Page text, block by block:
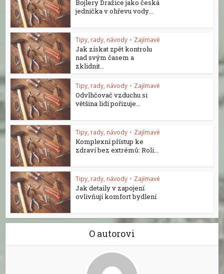
Bojlery Dražice jako česká
jednička v ohřevu vody...
Tipy, rady, návody • Zajímavé
Jak získat zpět kontrolu
nad svým časem a
zklidnit...
Tipy, rady, návody • Zajímavé
Odvlhčovač vzduchu si
většina lidí pořizuje...
Tipy, rady, návody • Zajímavé
Komplexní přístup ke
zdraví bez extrémů: Roli...
Tipy, rady, návody • Zajímavé
Jak detaily v zapojení
ovlivňují komfort bydlení
O autorovi